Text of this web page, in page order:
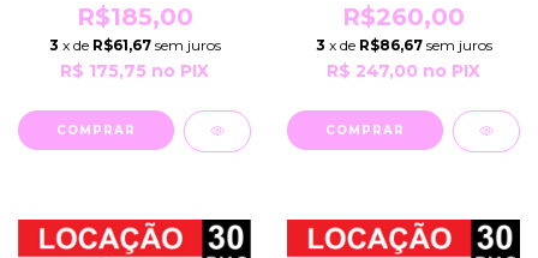
EXTRATORA Bivolt e com
Pilhas Medela
R$185,00
3 x de R$61,67 sem juros
R$ 175,75 no PIX
Dias EXTRATORA Bivolt
Robusta Profissional
Medela
R$260,00
3 x de R$86,67 sem juros
R$ 247,00 no PIX